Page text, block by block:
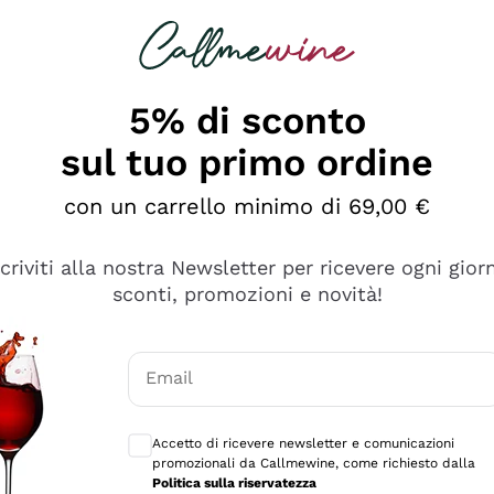
è male ma secondo me ci sono alternative che
5% di sconto
sul tuo primo ordine
con un carrello minimo di 69,00 €
alla nostra Newsletter per ricevere ogni
sconti, promozioni e novità!
Email
Accetto di ricevere newsletter e comunicazioni
promozionali da Callmewine, come richiesto dalla
Politica sulla riservatezza